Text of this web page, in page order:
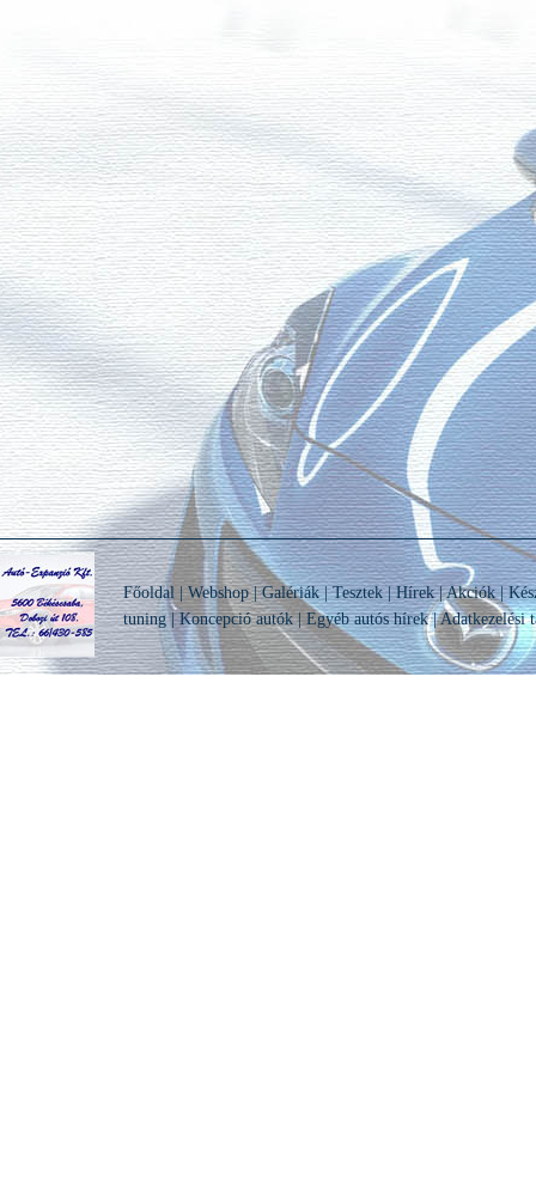
Főoldal |Webshop|Galériák|Tesztek|Hírek|Akciók|
tuning|Koncepció autók| Egyéb autós hírek|Adatkezelési